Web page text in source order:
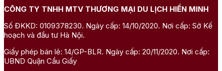
CÔNG TY TNHH MTV THƯƠNG MẠI DU LỊCH HIỀN MINH
Số ĐKKD: 0109378230. Ngày cấp: 14/10/2020. Nơi cấp: Sở Kế
hoạch và đầu tư Hà Nội.
Giấy phép bán lẻ: 14/GP-BLR. Ngày cấp: 20/11/2020. Nơi cấp:
UBND Quận Cầu Giấy